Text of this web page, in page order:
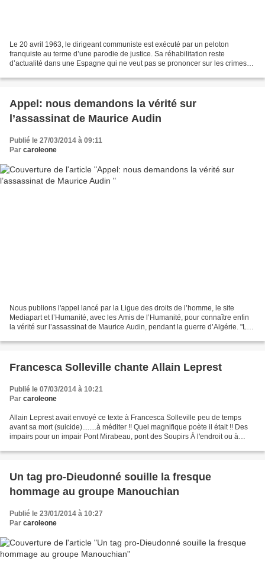
Le 20 avril 1963, le dirigeant communiste est exécuté par un peloton
franquiste au terme d’une parodie de justice. Sa réhabilitation reste
d’actualité dans une Espagne qui ne veut pas se prononcer sur les crimes
Appel: nous demandons la vérité sur
l’assassinat de Maurice Audin
Publié le 27/03/2014 à 09:11
Par caroleone
Nous publions l'appel lancé par la Ligue des droits de l’homme, le site
Mediapart et l’Humanité, avec les Amis de l’Humanité, pour connaître enfin
la vérité sur l’assassinat de Maurice Audin, pendant la guerre d’Algérie. "Le
Francesca Solleville chante Allain Leprest
Publié le 07/03/2014 à 10:21
Par caroleone
Allain Leprest avait envoyé ce texte à Francesca Solleville peu de temps
avant sa mort (suicide)........à méditer !! Quel magnifique poète il était !! Des
impairs pour un impair Pont Mirabeau, pont des Soupirs À l'endroit ou à
Un tag pro-Dieudonné souille la fresque
hommage au groupe Manouchian
Publié le 23/01/2014 à 10:27
Par caroleone